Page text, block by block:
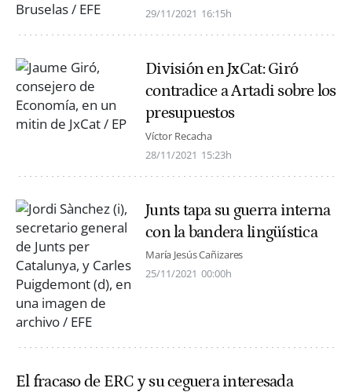
29/11/2021 16:15h
División en JxCat: Giró
contradice a Artadi sobre los
presupuestos
Víctor Recacha
28/11/2021 15:23h
Junts tapa su guerra interna
con la bandera lingüística
María Jesús Cañizares
25/11/2021 00:00h
El fracaso de ERC y su ceguera interesada